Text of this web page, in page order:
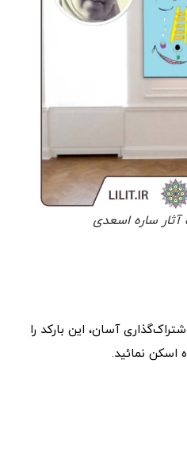
آثار ساره اسعدی
آسان، این بارکد را
اسکن نمائید.